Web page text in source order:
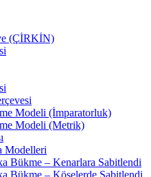
(ÇİRKİN)
Modeli (İmparatorluk)
Modeli (Metrik)
Modelleri
Bükme – Kenarlara Sabitlendi